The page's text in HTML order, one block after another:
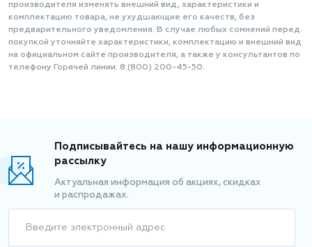
производителя изменять внешний вид, характеристики и
комплектацию товара, не ухудшающие его качеств, без
предварительного уведомления. В случае любых сомнений перед
покупкой уточняйте характеристики, комплектацию и внешний вид
на официальном сайте производителя, а также у консультантов по
телефону Горячей линии: 8 (800) 200-45-50.
Подписывайтесь на нашу информационную
рассылку
Актуальная информация об акциях, скидках
и распродажах.
Введите электронный адрес